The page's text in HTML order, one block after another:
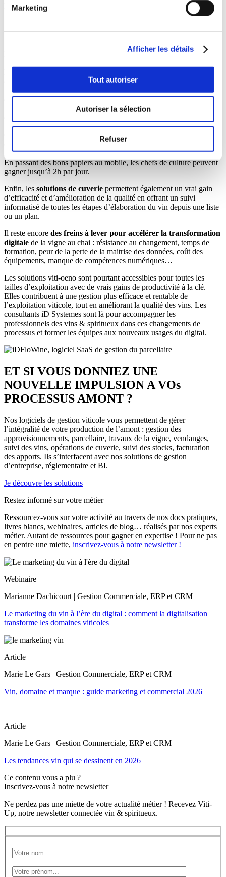
Marketing
Afficher les détails
Tout autoriser
Autoriser la sélection
Refuser
le pilotage et reporting : rapport hebdomadaire de l’avancement des
travaux en cours automatisé, bilan IFT, calendrier de traitement.
FOCUS SUR LE PROCESSUS VENDANGES
peut également être digitalisé. iD
chefs d’équipe saisissent en quelques clics depuis leur smartphone
les bons de vendanges et l’état d’avancement. Au chai, l’anticipation
de l’arrivée des chargements améliore le flux de travail et
l’encuvage. La saisie des pensées se fait directement sur iDViniteca
Cette solution mobile offre des gains de productivité, réduit la marge
d’erreur des opérations de saisie et facilite la transmission des
informations entre les différentes équipes pendant les vendanges.
En passant des bons papiers au mobile, les chefs de culture peuvent
gagner jusqu’à 2h par jour.
Enfin, les solutions de cuverie permettent également un vrai gain
d’efficacité et d’amélioration de la qualité en offrant un suivi
informatisé de toutes les étapes d’élaboration du vin depuis une liste
ou un plan.
Il reste encore des freins à lever pour accélérer la transformation
digitale de la vigne au chai : résistance au changement, temps de
formation, peur de la perte de la maitrise des données, coût des
équipements, manque de compétences numériques…
Les solutions viti-oeno sont pourtant accessibles pour toutes les
tailles d’exploitation avec de vrais gains de productivité à la clé.
Elles contribuent à une gestion plus efficace et rentable de
l’exploitation viticole, tout en améliorant la qualité des vins. Les
consultants iD Systemes sont là pour accompagner les
professionnels des vins & spiritueux dans ces changements de
processus et former les équipes aux nouveaux usages du digital.
ET SI VOUS DONNIEZ UNE
NOUVELLE IMPULSION A VOs
PROCESSUS AMONT ?
Nos logiciels de gestion viticole vous permettent de gérer
l’intégralité de votre production de l’amont : gestion des
approvisionnements, parcellaire, travaux de la vigne, vendanges,
suivi des vins, opérations de cuverie, suivi des stocks, facturation
des apports. Ils s’interfacent avec nos solutions de gestion
d’entreprise, réglementaire et BI.
Je découvre les solutions
Restez informé sur votre métier
Ressourcez-vous sur votre activité au travers de nos docs pratiques,
livres blancs, webinaires, articles de blog… réalisés par nos experts
métier. Autant de ressources pour gagner en expertise ! Pour ne pas
en perdre une miette, inscrivez-vous à notre newsletter !
Webinaire
Marianne Dachicourt | Gestion Commerciale, ERP et CRM
Le marketing du vin à l’ère du digital : comment la digitalisation
transforme les domaines viticoles
Article
Marie Le Gars | Gestion Commerciale, ERP et CRM
Vin, domaine et marque : guide marketing et commercial 2026
Article
Marie Le Gars | Gestion Commerciale, ERP et CRM
Les tendances vin qui se dessinent en 2026
Ce contenu vous a plu ?
Inscrivez-vous à notre newsletter
Ne perdez pas une miette de votre actualité métier ! Recevez Viti-
Up, notre newsletter connectée vin & spiritueux.